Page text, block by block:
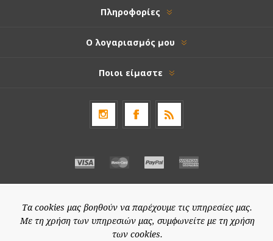
Πληροφορίες
Ο λογαριασμός μου
Ποιοι είμαστε
Τα cookies μας βοηθούν να παρέχουμε τις υπηρεσίες μας.
Με τη χρήση των υπηρεσιών μας, συμφωνείτε με τη χρήση
των cookies.